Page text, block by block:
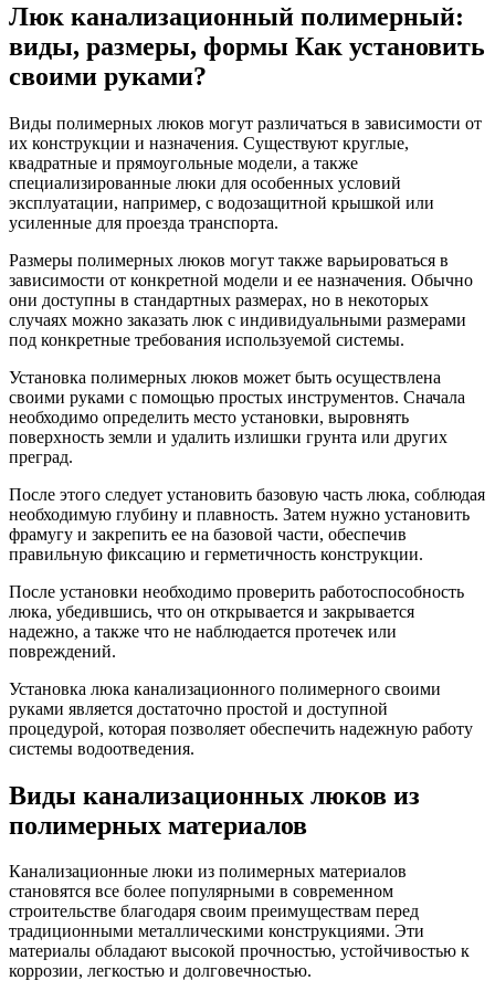
Люк канализационный полимерный:
виды, размеры, формы Как установить
своими руками?
Виды полимерных люков могут различаться в зависимости от
их конструкции и назначения. Существуют круглые,
квадратные и прямоугольные модели, а также
специализированные люки для особенных условий
эксплуатации, например, с водозащитной крышкой или
усиленные для проезда транспорта.
Размеры полимерных люков могут также варьироваться в
зависимости от конкретной модели и ее назначения. Обычно
они доступны в стандартных размерах, но в некоторых
случаях можно заказать люк с индивидуальными размерами
под конкретные требования используемой системы.
Установка полимерных люков может быть осуществлена
своими руками с помощью простых инструментов. Сначала
необходимо определить место установки, выровнять
поверхность земли и удалить излишки грунта или других
преград.
После этого следует установить базовую часть люка, соблюдая
необходимую глубину и плавность. Затем нужно установить
фрамугу и закрепить ее на базовой части, обеспечив
правильную фиксацию и герметичность конструкции.
После установки необходимо проверить работоспособность
люка, убедившись, что он открывается и закрывается
надежно, а также что не наблюдается протечек или
повреждений.
Установка люка канализационного полимерного своими
руками является достаточно простой и доступной
процедурой, которая позволяет обеспечить надежную работу
системы водоотведения.
Виды канализационных люков из
полимерных материалов
Канализационные люки из полимерных материалов
становятся все более популярными в современном
строительстве благодаря своим преимуществам перед
традиционными металлическими конструкциями. Эти
материалы обладают высокой прочностью, устойчивостью к
коррозии, легкостью и долговечностью.